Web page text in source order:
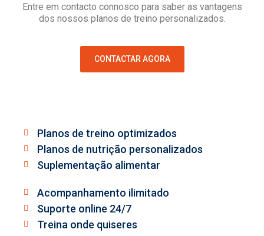
Entre em contacto connosco para saber as vantagens
dos nossos planos de treino personalizados.
CONTACTAR AGORA
Planos de treino optimizados
Planos de nutrição personalizados
Suplementação alimentar
Acompanhamento ilimitado
Suporte online 24/7
Treina onde quiseres